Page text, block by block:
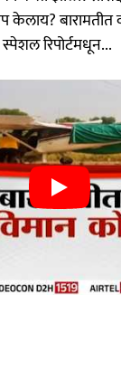
केलाय? बारामतीत
रिपोर्टमधून...